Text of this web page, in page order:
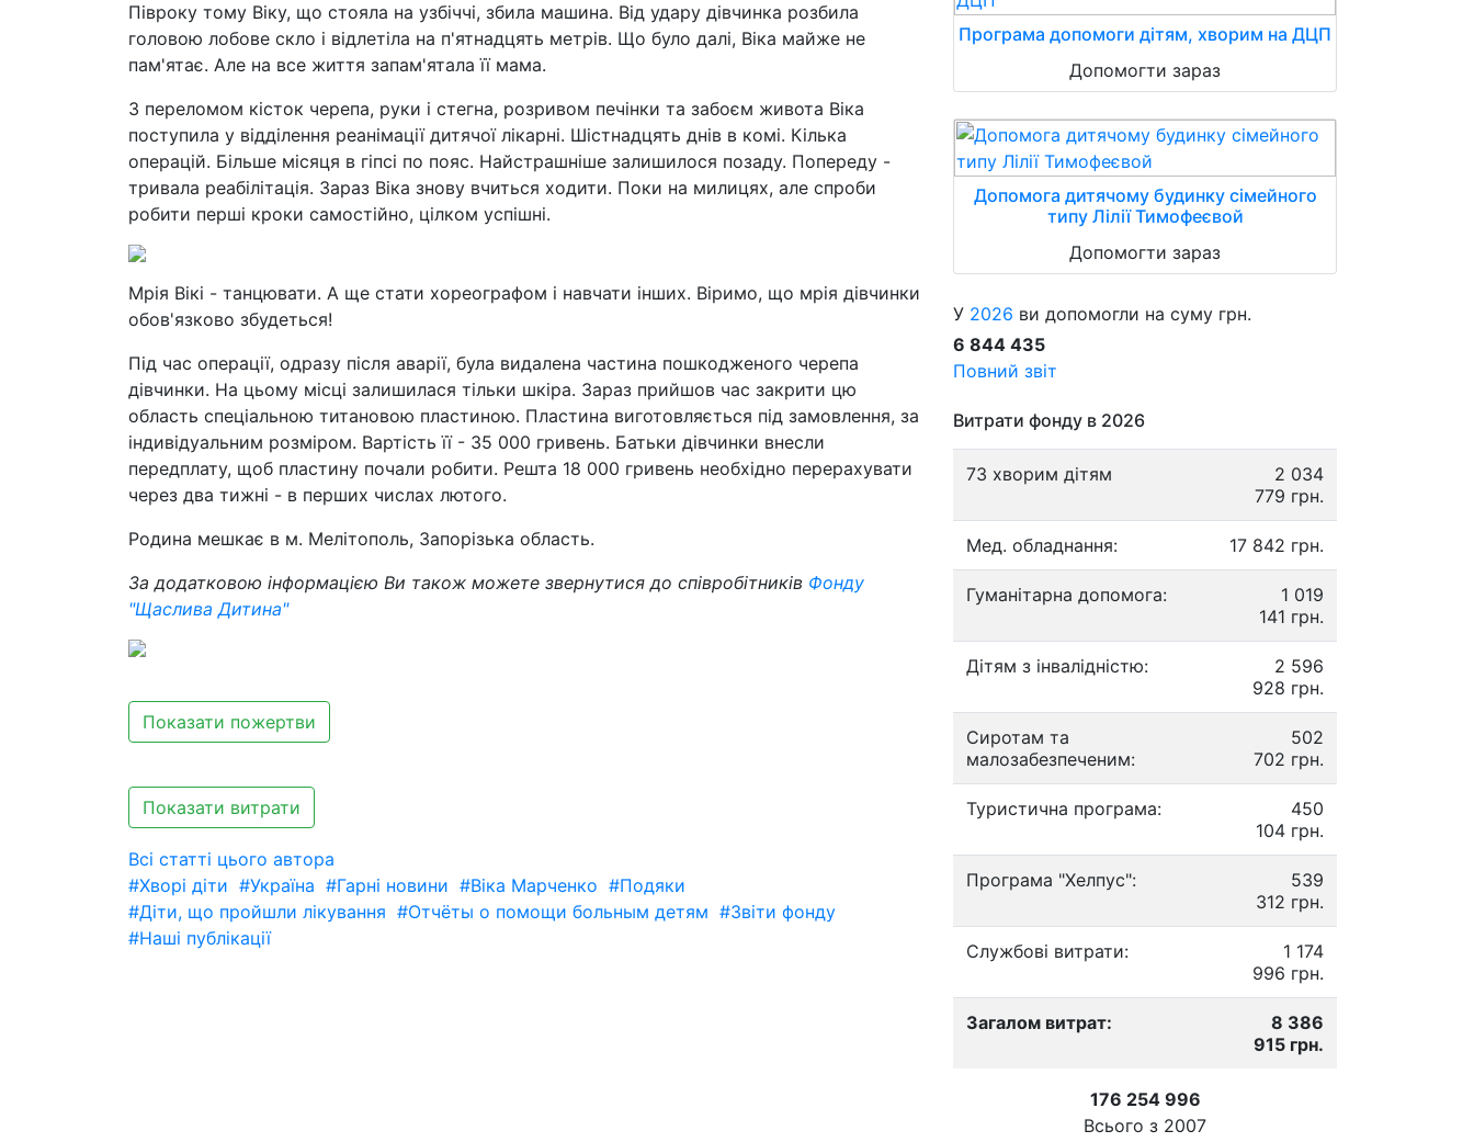
Півроку тому Віку, що стояла на узбіччі, збила машина. Від удару дівчинка розбила
головою лобове скло і відлетіла на п'ятнадцять метрів. Що було далі, Віка майже не
пам'ятає. Але на все життя запам'ятала її мама.
З переломом кісток черепа, руки і стегна, розривом печінки та забоєм живота Віка
поступила у відділення реанімації дитячої лікарні. Шістнадцять днів в комі. Кілька
операцій. Більше місяця в гіпсі по пояс. Найстрашніше залишилося позаду. Попереду -
тривала реабілітація. Зараз Віка знову вчиться ходити. Поки на милицях, але спроби
робити перші кроки самостійно, цілком успішні.
Мрія Вікі - танцювати. А ще стати хореографом і навчати інших. Віримо, що мрія дівчинки
обов'язково збудеться!
Під час операції, одразу після аварії, була видалена частина пошкодженого черепа
дівчинки. На цьому місці залишилася тільки шкіра. Зараз прийшов час закрити цю
область спеціальною титановою пластиною. Пластина виготовляється під замовлення, за
індивідуальним розміром. Вартість її - 35 000 гривень. Батьки дівчинки внесли
передплату, щоб пластину почали робити. Решта 18 000 гривень необхідно перерахувати
через два тижні - в перших числах лютого.
Родина мешкає в м. Мелітополь, Запорізька область.
За додатковою інформацією Ви також можете звернутися до співробітників Фонду
"Щаслива Дитина"
Показати пожертви
Показати витрати
Всі статті цього автора
#Хворі діти #Україна #Гарні новини #Віка Марченко #Подяки
#Діти, що пройшли лікування #Отчёты о помощи больным детям #Звіти фонду
#Наші публікації
Програма допомоги дітям, хворим на ДЦП
Допомогти зараз
Допомога дитячому будинку сімейного
типу Лілії Тимофеєвой
Допомогти зараз
У 2026 ви допомогли на суму грн.
6 844 435
Повний звіт
Витрати фонду в 2026
73 хворим дітям
2 034
779 грн.
Мед. обладнання: 17 842 грн.
Гуманітарна допомога:
1 019
141 грн.
Дітям з інвалідністю:
2 596
928 грн.
Сиротам та
малозабезпеченим:
502
702 грн.
Туристична програма:
450
104 грн.
Програма "Хелпус":
539
312 грн.
Службові витрати:
1 174
996 грн.
Загалом витрат:
8 386
915 грн.
176 254 996
Всього з 2007